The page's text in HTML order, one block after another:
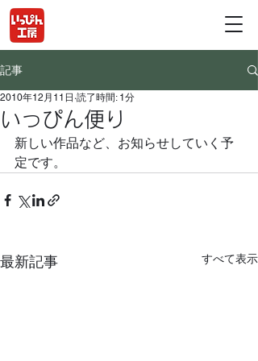
記事
いっぴん便り
2010年12月11日 読了時間: 1分
新しい作品など、お知らせしていく予
定です。
最新記事 すべて表示